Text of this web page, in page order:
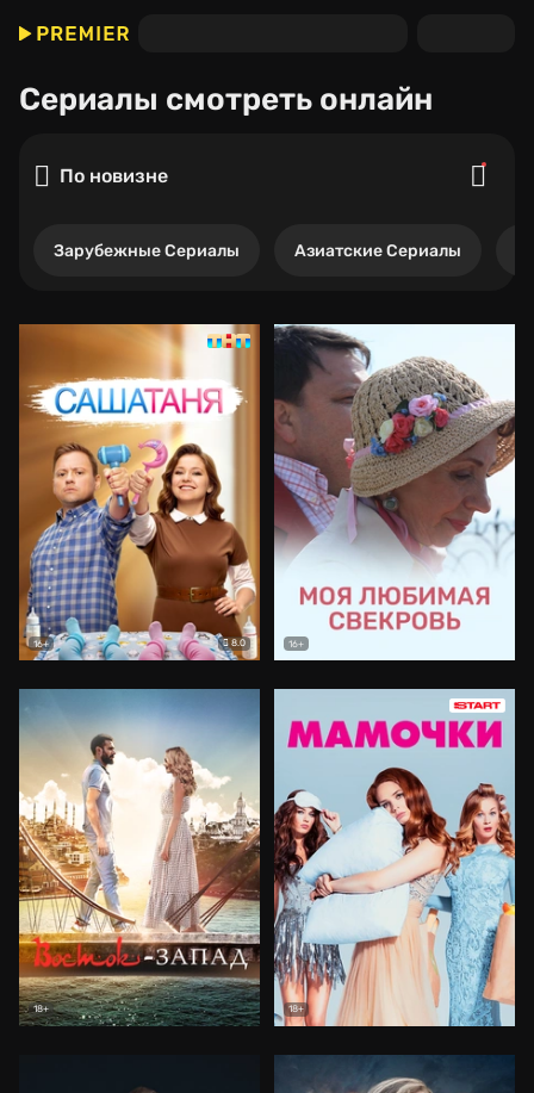
Сериалы смотреть онлайн
По новизне
Зарубежные Сериалы Азиатские Сериалы
16+ 8.0 16+
18+ 18+